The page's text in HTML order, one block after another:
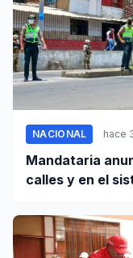
NACIONAL hace
Mandataria
calles y en el